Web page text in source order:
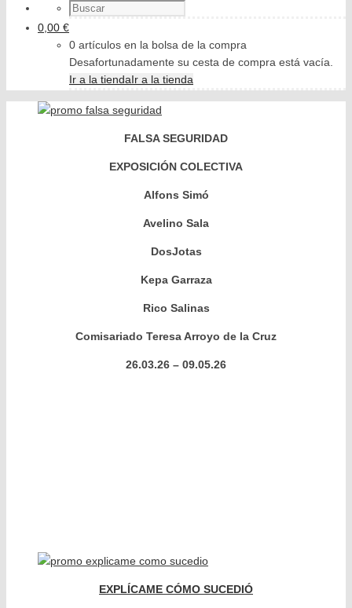
0,00 €
0 artículos en la bolsa de la compra
Desafortunadamente su cesta de compra está vacía.
Ir a la tiendaIr a la tienda
FALSA SEGURIDAD
EXPOSICIÓN COLECTIVA
Alfons Simó
Avelino Sala
DosJotas
Kepa Garraza
Rico Salinas
Comisariado Teresa Arroyo de la Cruz
26.03.26 – 09.05.26
EXPLÍCAME CÓMO SUCEDIÓ